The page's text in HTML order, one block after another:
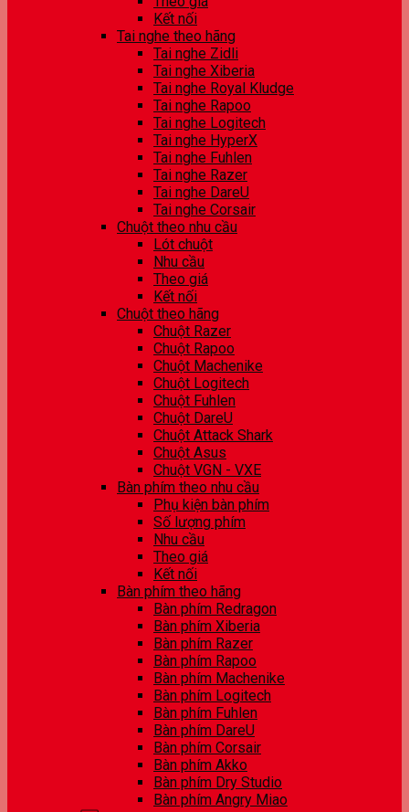
Kết nối
Tai nghe theo hãng
Tai nghe Zidli
Tai nghe Xiberia
Tai nghe Royal Kludge
Tai nghe Rapoo
Tai nghe Logitech
Tai nghe HyperX
Tai nghe Fuhlen
Tai nghe Razer
Tai nghe DareU
Tai nghe Corsair
Chuột theo nhu cầu
Lót chuột
Nhu cầu
Theo giá
Kết nối
Chuột theo hãng
Chuột Razer
Chuột Rapoo
Chuột Machenike
Chuột Logitech
Chuột Fuhlen
Chuột DareU
Chuột Attack Shark
Chuột Asus
Chuột VGN - VXE
Bàn phím theo nhu cầu
Phụ kiện bàn phím
Số lượng phím
Nhu cầu
Theo giá
Kết nối
Bàn phím theo hãng
Bàn phím Redragon
Bàn phím Xiberia
Bàn phím Razer
Bàn phím Rapoo
Bàn phím Machenike
Bàn phím Logitech
Bàn phím Fuhlen
Bàn phím DareU
Bàn phím Corsair
Bàn phím Akko
Bàn phím Dry Studio
Bàn phím Angry Miao